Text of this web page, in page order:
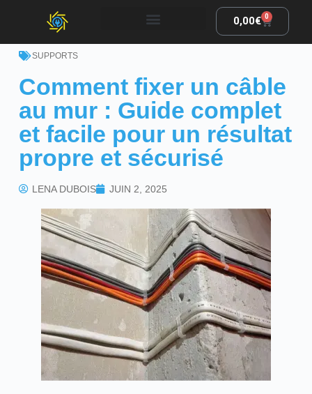
0,00€ 0
SUPPORTS
Comment fixer un câble
au mur : Guide complet
et facile pour un résultat
propre et sécurisé
LENA DUBOIS JUIN 2, 2025